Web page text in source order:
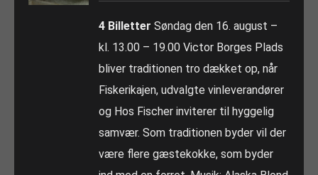
4 Billetter Søndag den 16. august –
kl. 13.00 – 19.00 Victor Borges Plads
bliver traditionen tro dækket op, når
Fiskerikajen, udvalgte vinleverandører
og Hos Fischer inviterer til hyggelig
samvær. Som traditionen byder vil der
være flere gæstekokke, som byder